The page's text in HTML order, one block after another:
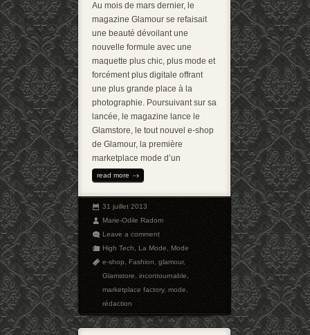
Au mois de mars dernier, le
magazine Glamour se refaisait
une beauté dévoilant une
nouvelle formule avec une
maquette plus chic, plus mode et
forcément plus digitale offrant
une plus grande place à la
photographie. Poursuivant sur sa
lancée, le magazine lance le
Glamstore, le tout nouvel e-shop
de Glamour, la première
marketplace mode d’un
read more
31 juillet 2013
Marie-Odile Radom
Leave a comment
High Tech,La Mode,Mode
e-shop,Fashion,glamour,
Glamstore,incontournable,
marketplace factory,mode,
rédaction